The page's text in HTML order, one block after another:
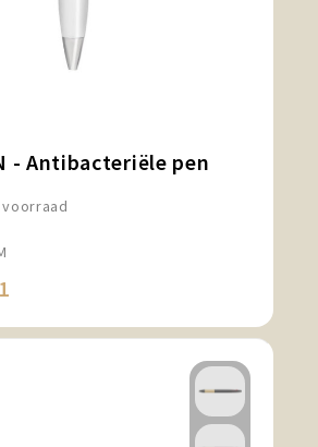
- Antibacteriële pen